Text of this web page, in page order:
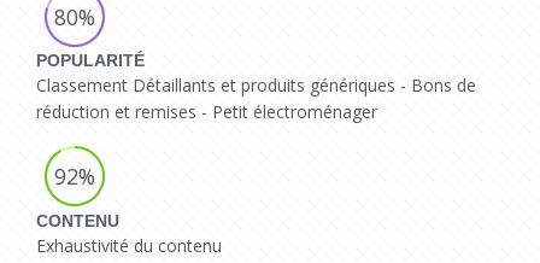
80%
POPULARITÉ
Classement Détaillants et produits génériques - Bons de
réduction et remises - Petit électroménager
92%
CONTENU
Exhaustivité du contenu